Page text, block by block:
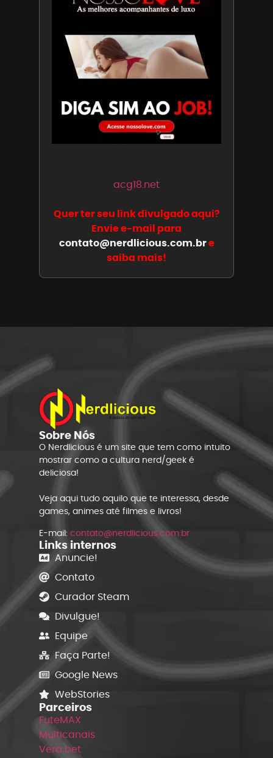
acg18.net
Quer ter seu link divulgado aqui?
Envie e-mail para
contato@nerdlicious.com.bre
saiba mais!
Sobre Nós
O Nerdlicious é um site que tem como intuito
mostrar como a cultura nerd/geek é
deliciosa!
Veja aqui tudo aquilo que te interessa, desde
games, animes até filmes e livros!
E-mail: contato@nerdlicious.com.br
Links internos
Anuncie!
Contato
Curador Steam
Divulgue!
Equipe
Faça Parte!
Google News
WebStories
Parceiros
FuteMAX
Multicanais
Vera bet